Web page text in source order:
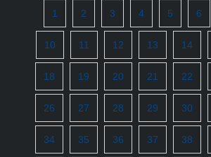
1 2 3 4 5 6
10 11 12 13 14
18 19 20 21 22
26 27 28 29 30
34 35 36 37 38